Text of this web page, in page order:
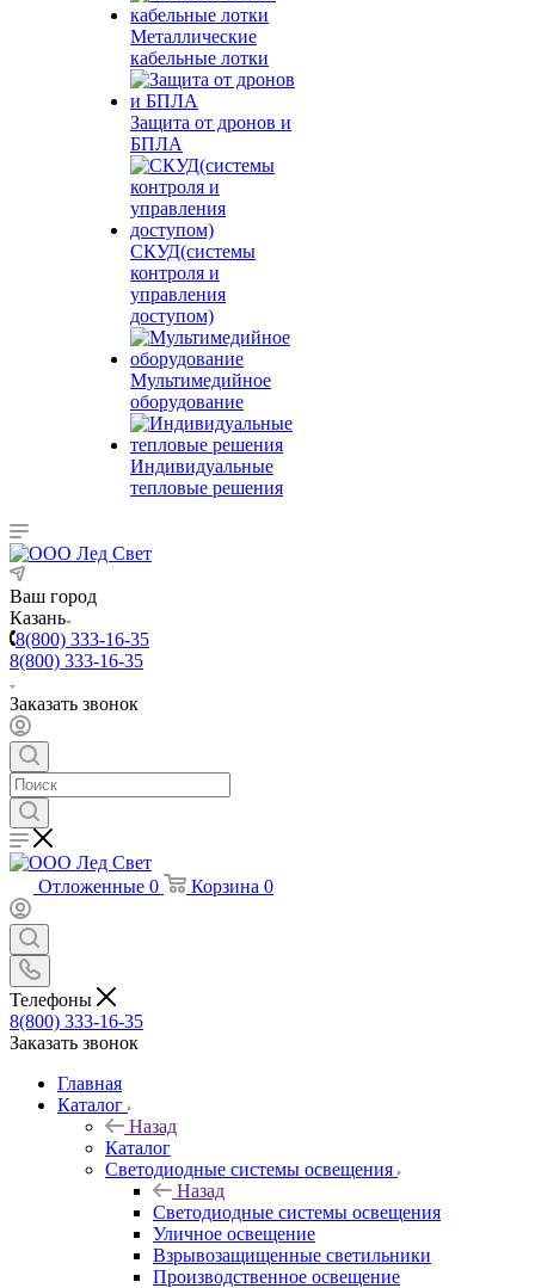
Металлические
кабельные лотки
Защита от дронов и
БПЛА
СКУД(системы
контроля и
управления
доступом)
Мультимедийное
оборудование
Индивидуальные
тепловые решения
Ваш город
Казань
8(800) 333-16-35
8(800) 333-16-35
Заказать звонок
Отложенные 0 Корзина 0
Телефоны
8(800) 333-16-35
Заказать звонок
Главная
Каталог
Назад
Каталог
Светодиодные системы освещения
Назад
Светодиодные системы освещения
Уличное освещение
Взрывозащищенные светильники
Производственное освещение